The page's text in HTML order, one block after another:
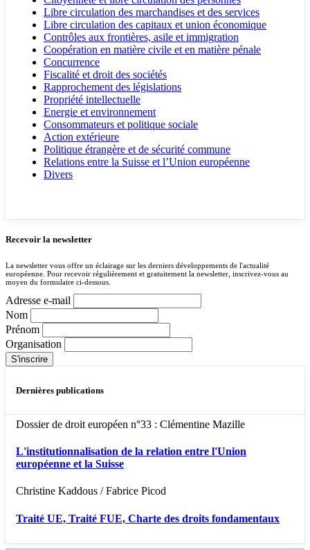
Libre circulation des marchandises et des services
Libre circulation des capitaux et union économique
Contrôles aux frontières, asile et immigration
Coopération en matière civile et en matière pénale
Concurrence
Fiscalité et droit des sociétés
Rapprochement des législations
Propriété intellectuelle
Energie et environnement
Consommateurs et politique sociale
Action extérieure
Politique étrangère et de sécurité commune
Relations entre la Suisse et l’Union européenne
Divers
Recevoir la newsletter
La newsletter vous offre un éclairage sur les derniers développements de l'actualité
européenne. Pour recevoir régulièrement et gratuitement la newsletter, inscrivez-vous au
moyen du formulaire ci-dessous.
Adresse e-mail
Nom
Prénom
Organisation
Dernières publications
Dossier de droit européen n°33 : Clémentine Mazille
L'institutionnalisation de la relation entre l'Union
européenne et la Suisse
Christine Kaddous / Fabrice Picod
Traité UE, Traité FUE, Charte des droits fondamentaux